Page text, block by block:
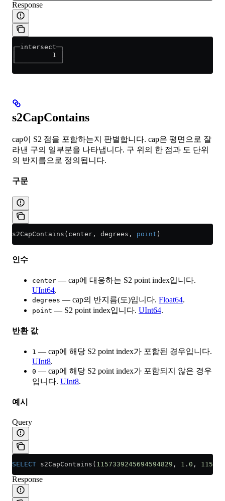
Response
┌─intersect─┐
│         1 │
└───────────┘
s2CapContains
cap이 S2 점을 포함하는지 판별합니다. cap은 평면으로 잘
라낸 구의 일부분을 나타냅니다. 구 위의 한 점과 도 단위
의 반지름으로 정의됩니다.
구문
s2CapContains(center, degrees, point )
인수
center — cap에 대응하는 S2 point index입니다.
UInt64.
degrees — cap의 반지름(도)입니다. Float64.
point — S2 point index입니다. UInt64.
반환 값
1 — cap에 해당 S2 point index가 포함된 경우입니다.
UInt8.
0 — cap에 해당 S2 point index가 포함되지 않은 경우
입니다. UInt8.
예시
Query
SELECT s2CapContains( 1157339245694594829 , 1 . 0 ,
Response